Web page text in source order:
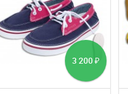
3 200 ₽